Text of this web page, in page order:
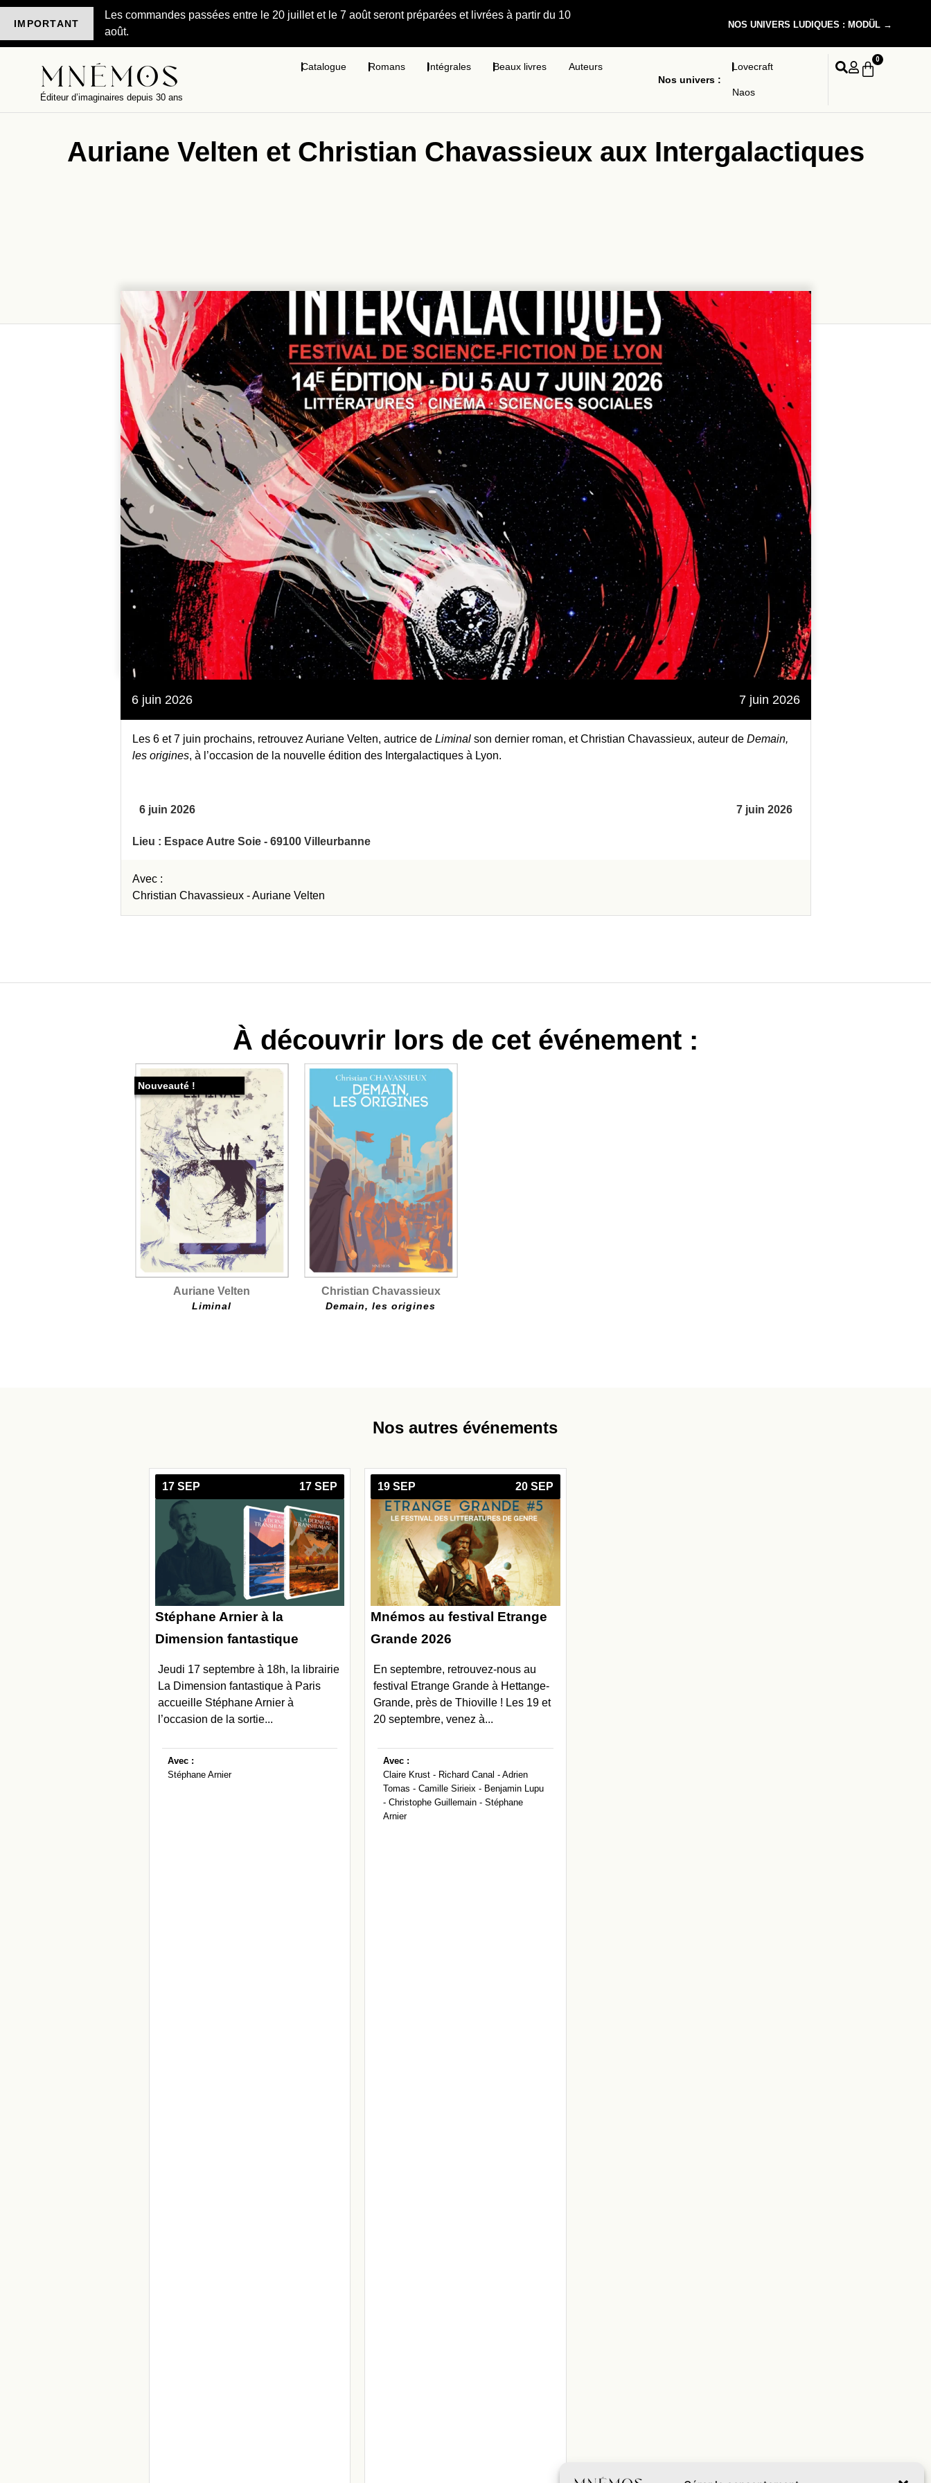
IMPORTANT
Les commandes passées entre le 20 juillet et le 7 août seront préparées et livrées à partir du 10
août.
NOS UNIVERS LUDIQUES : MODÜL →
Éditeur d’imaginaires depuis 30 ans
Catalogue Romans Intégrales Beaux livres
Auteurs
Nos univers :
Lovecraft
Naos
0
Auriane Velten et Christian Chavassieux aux Intergalactiques
6 juin 2026 7 juin 2026
Les 6 et 7 juin prochains, retrouvez Auriane Velten, autrice de Liminalson dernier roman, et Christian Chavassieux, auteur de Demain,
les origines, à l’occasion de la nouvelle édition des Intergalactiques à Lyon.
6 juin 2026 7 juin 2026
Lieu : Espace Autre Soie - 69100 Villeurbanne
Avec :
Christian Chavassieux -Auriane Velten
À découvrir lors de cet événement :
Nouveauté !
Auriane Velten
Liminal
Christian Chavassieux
Demain, les origines
Nos autres événements
17 SEP 17 SEP
Stéphane Arnier à la
Dimension fantastique
Jeudi 17 septembre à 18h, la librairie
La Dimension fantastique à Paris
accueille Stéphane Arnier à
l’occasion de la sortie...
Avec :
Stéphane Arnier
19 SEP 20 SEP
Mnémos au festival Etrange
Grande 2026
En septembre, retrouvez-nous au
festival Etrange Grande à Hettange-
Grande, près de Thioville ! Les 19 et
20 septembre, venez à...
Avec :
Claire Krust - Richard Canal -Adrien
Tomas -Camille Sirieix - Benjamin Lupu
-Christophe Guillemain -Stéphane
Arnier